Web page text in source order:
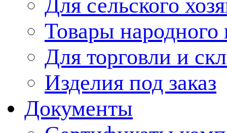
Для сельского
Товары народного
Для торговли и
Изделия под заказ
Документы